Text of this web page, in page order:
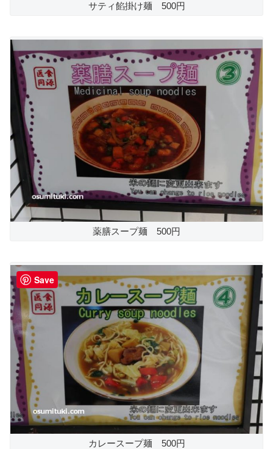
サティ餡掛け麺 500円
薬膳スープ麺 500円
カレースープ麺 500円
Save